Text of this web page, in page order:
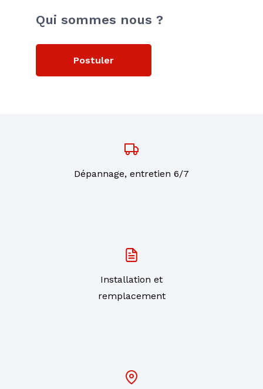
Qui sommes nous ?
Postuler
Dépannage, entretien 6/7
Installation et
remplacement